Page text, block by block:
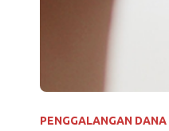
PENGGALANGAN DANA